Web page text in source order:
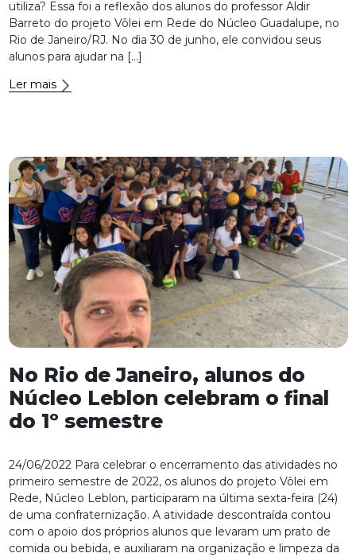
utiliza? Essa foi a reflexão dos alunos do professor Aldir
Barreto do projeto Vôlei em Rede do Núcleo Guadalupe, no
Rio de Janeiro/RJ. No dia 30 de junho, ele convidou seus
alunos para ajudar na […]
Ler mais
No Rio de Janeiro, alunos do
Núcleo Leblon celebram o final
do 1º semestre
24/06/2022 Para celebrar o encerramento das atividades no
primeiro semestre de 2022, os alunos do projeto Vôlei em
Rede, Núcleo Leblon, participaram na última sexta-feira (24)
de uma confraternização. A atividade descontraída contou
com o apoio dos próprios alunos que levaram um prato de
comida ou bebida, e auxiliaram na organização e limpeza da